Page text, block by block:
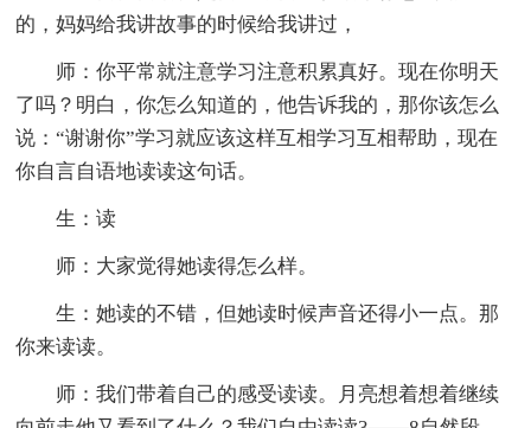
的，妈妈给我讲故事的时候给我讲过，
师：你平常就注意学习注意积累真好。现在你明天
了吗？明白，你怎么知道的，他告诉我的，那你该怎么
说：“谢谢你”学习就应该这样互相学习互相帮助，现在
你自言自语地读读这句话。
生：读
师：大家觉得她读得怎么样。
生：她读的不错，但她读时候声音还得小一点。那
你来读读。
师：我们带着自己的感受读读。月亮想着想着继续